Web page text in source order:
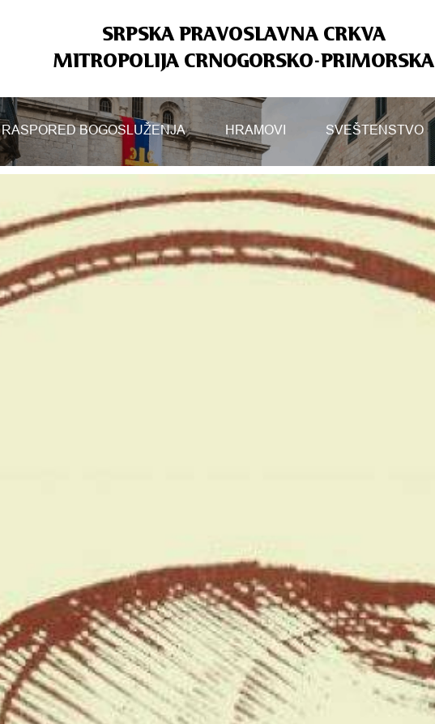
SRPSKA PRAVOSLAVNA CRKVA
MITROPOLIJA CRNOGORSKO-PRIMORSKA
RASPORED BOGOSLUŽENJA HRAMOVI SVEŠTENSTVO